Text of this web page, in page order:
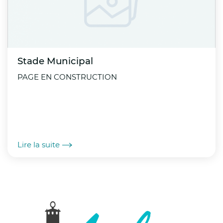
disponibles (espaces verts, fontaines, points
Réexaminer l’organisation des évènements,
et sensibiliser la population au risque accru
Stade Municipal
PAGE EN CONSTRUCTION
Lire la suite